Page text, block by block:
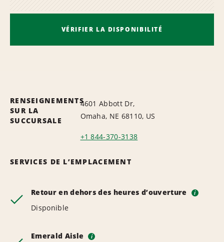
VÉRIFIER LA DISPONIBILITÉ
RENSEIGNEMENTS
SUR LA
SUCCURSALE
4601 Abbott Dr,
Omaha, NE 68110, US
+1 844-370-3138
SERVICES DE L’EMPLACEMENT
Retour en dehors des heures d’ouverture i
Disponible
Emerald Aisle i